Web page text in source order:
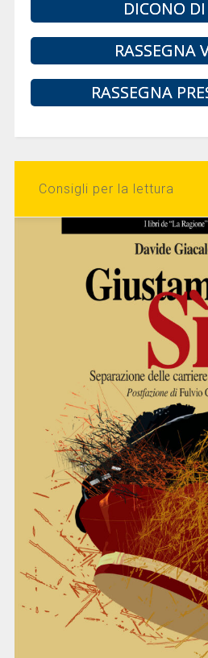
DICONO
RASSEGNA
RASSEGNA
Consigli per la lettura